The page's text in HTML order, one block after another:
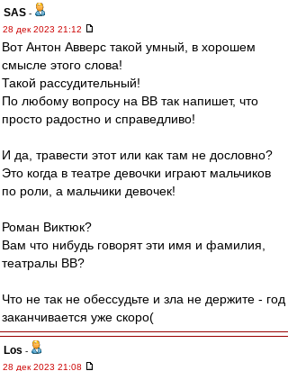
SAS -
28 дек 2023 21:12
Вот Антон Авверс такой умный, в хорошем
смысле этого слова!
Такой рассудительный!
По любому вопросу на ВВ так напишет, что
просто радостно и справедливо!
И да, травести этот или как там не дословно?
Это когда в театре девочки играют мальчиков
по роли, а мальчики девочек!
Роман Виктюк?
Вам что нибудь говорят эти имя и фамилия,
театралы ВВ?
Что не так не обессудьте и зла не держите - год
заканчивается уже скоро(
Los -
28 дек 2023 21:08